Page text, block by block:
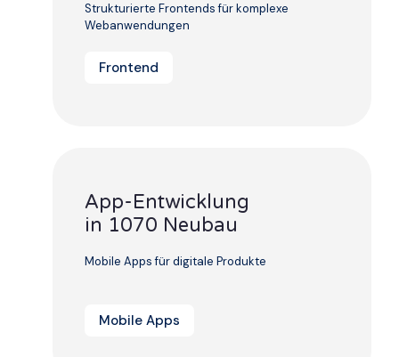
Strukturierte Frontends für komplexe
Webanwendungen
Frontend
App-Entwicklung
in 1070 Neubau
Mobile Apps für digitale Produkte
Mobile Apps